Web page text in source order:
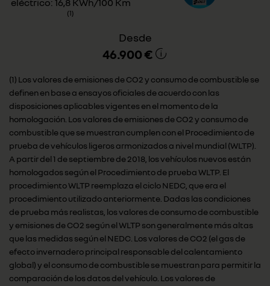
eléctrico: 16,8 KWh/100 Km
(1)
Desde
46.900 €
(1) Los valores de emisiones de CO2 y consumo de combustible se
definen en base a ensayos oficiales de acuerdo con las
disposiciones aplicables vigentes en el momento de la
homologación. Los valores de emisiones de CO2 y consumo de
combustible que se muestran cumplen con el Procedimiento de
prueba de vehículos ligeros armonizados a nivel mundial (WLTP).
A partir del 1 de septiembre de 2018, los vehículos nuevos están
homologados según el Procedimiento de prueba WLTP. El
procedimiento WLTP reemplaza el ciclo NEDC, que era el
procedimiento utilizado anteriormente. Dadas las condiciones
de prueba más realistas, los valores de consumo de combustible
y emisiones de CO2 según el WLTP son generalmente más altas
que las medidas según el NEDC. Los valores de CO2 (el gas de
efecto invernadero principal responsable del calentamiento
global) y el consumo de combustible se muestran para permitir la
comparación de los datos del vehículo. Los valores de